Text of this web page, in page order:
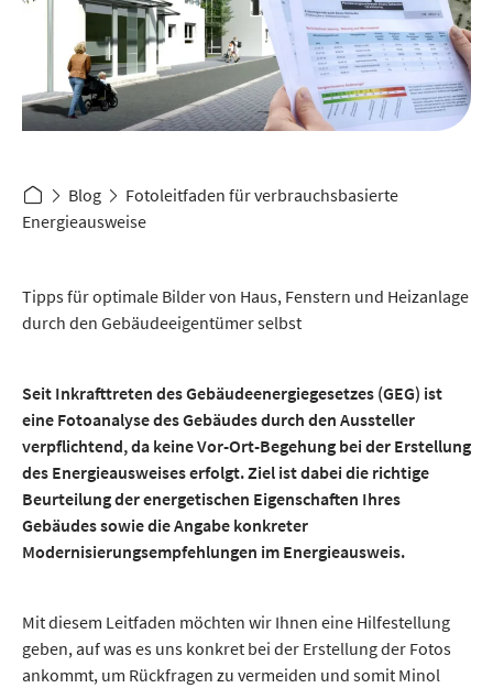
Blog
Fotoleitfaden für verbrauchsbasierte
Energieausweise
Tipps für optimale Bilder von Haus, Fenstern und Heizanlage
durch den Gebäudeeigentümer selbst
Seit Inkrafttreten des Gebäudeenergiegesetzes (GEG) ist
eine Fotoanalyse des Gebäudes durch den Aussteller
verpflichtend, da keine Vor-Ort-Begehung bei der Erstellung
des Energieausweises erfolgt. Ziel ist dabei die richtige
Beurteilung der energetischen Eigenschaften Ihres
Gebäudes sowie die Angabe konkreter
Modernisierungsempfehlungen im Energieausweis.
Mit diesem Leitfaden möchten wir Ihnen eine Hilfestellung
geben, auf was es uns konkret bei der Erstellung der Fotos
ankommt, um Rückfragen zu vermeiden und somit Minol